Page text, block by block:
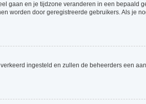
gaan en je tijdzone veranderen in een bepaald
worden door geregistreerde gebruikers. Als je
ingesteld en zullen de beheerders een